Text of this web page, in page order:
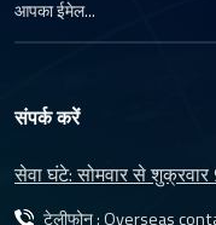
संपर्क करें
सेवा घंटे: सोमवार से
टेलीफोन : Overseas